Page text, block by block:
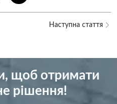
Наступна стаття
щоб отримати
рішення!